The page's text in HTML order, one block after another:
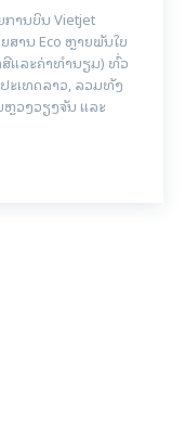
ການບິນ Vietjet
ສານ Eco ຫຼາຍພັນໃບ
ແລະຄ່າທໍານຽມ) ທົ່ວ
ະເທດລາວ, ລວມທັງ
ວງວຽງຈັນ ແລະ